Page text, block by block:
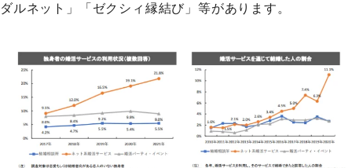
ダルネット」「ゼクシィ縁結び」等があります。